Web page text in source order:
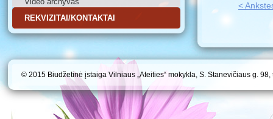
REKVIZITAI/KONTAKTAI
<
© 2015 Biudžetinė įstaiga Vilniaus „Ateities“ mokykla, S. Stanevičiaus g.